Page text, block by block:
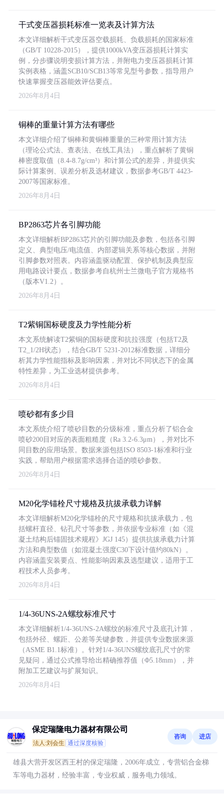
干式变压器损耗标准一览表及计算方法
本文详细解析干式变压器空载损耗、负载损耗的国家标准
（GB/T 10228-2015），提供1000kVA变压器损耗计算实
例，分步骤说明变损计算方法，并附电力变压器损耗计算
实例表格，涵盖SCB10/SCB13等常见型号参数，指导用户
快速掌握变压器能效评估要点。
2026年8月4日
铜棒的重量计算方法有哪些
本文详细介绍了铜棒和黄铜棒重量的三种常用计算方法
（理论公式法、查表法、在线工具法），重点解析了黄铜
棒密度取值（8.4-8.7g/cm³）和计算公式的差异，并提供实
际计算案例、误差分析及选材建议，数据参考GB/T 4423-
2007等国家标准。
2026年8月4日
BP2863芯片各引脚功能
本文详细解析BP2863芯片的引脚功能及参数，包括各引脚
定义、典型电压/电流值、内部逻辑关系等核心数据，并附
引脚参数对照表。内容涵盖驱动配置、保护机制及典型应
用电路设计要点，数据参考自杭州士兰微电子官方规格书
（版本V1.2）。
2026年8月4日
T2紫铜国标硬度及力学性能分析
本文系统解读T2紫铜的国标硬度和抗拉强度（包括T2及
T2_1/2H状态），结合GB/T 5231-2012标准数据，详细分
析其力学性能指标及影响因素，并对比不同状态下的金属
特性差异，为工业选材提供参考。
2026年8月4日
喷砂都有多少目
本文系统介绍了喷砂目数的分级标准，重点分析了铝合金
喷砂200目对应的表面粗糙度（Ra 3.2-6.3μm），并对比不
同目数的应用场景。数据来源包括ISO 8503-1标准和行业
实践，帮助用户根据需求选择合适的喷砂参数。
2026年8月4日
M20化学锚栓尺寸规格及抗拔承载力详解
本文详细解析M20化学锚栓的尺寸规格和抗拔承载力，包
括螺杆直径、钻孔尺寸等参数，并依据专业标准（如《混
凝土结构后锚固技术规程》JGJ 145）提供抗拔承载力计算
方法和典型数值（如混凝土强度C30下设计值约80kN）。
内容涵盖安装要点、性能影响因素及选型建议，适用于工
程技术人员参考。
2026年8月4日
1/4-36UNS-2A螺纹标准尺寸
本文详细解析1/4-36UNS-2A螺纹的标准尺寸及底孔计算，
包括外径、螺距、公差等关键参数，并提供专业数据来源
（ASME B1.1标准）。针对1/4-36UNS螺纹底孔尺寸的常
见疑问，通过公式推导给出精确推荐值（Φ5.18mm），并
附加工艺建议与扩展知识。
2026年8月4日
保定瑞隆电力器材有限公司
法人:刘会生 通过深度核验
咨询 进店
雄县大营开发区西王村的保定瑞隆，2006年成立，专营铝合金梯
车等电力器材，经验丰富，专业权威，服务电力领域。